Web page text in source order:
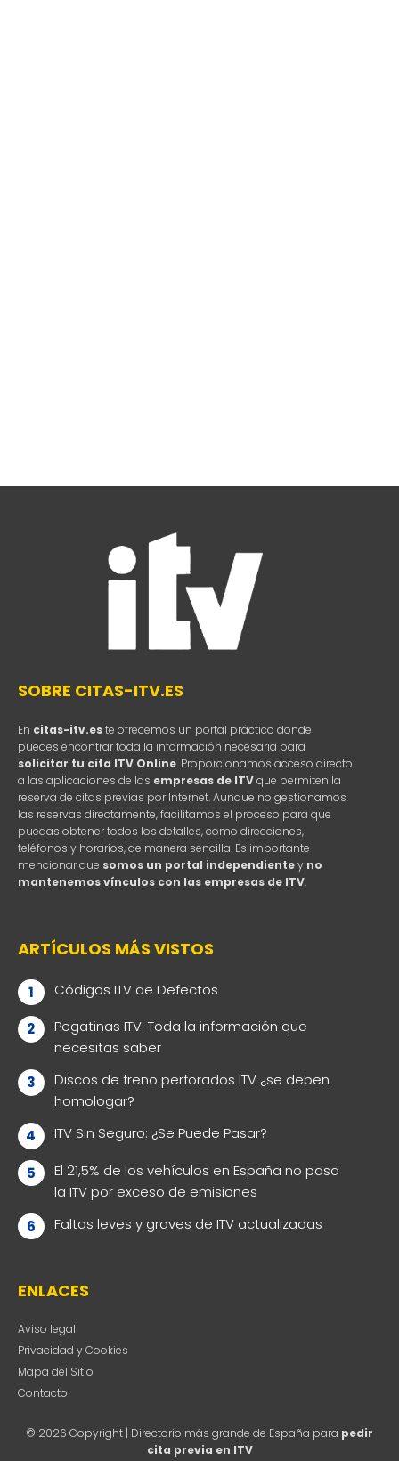
SOBRE CITAS-ITV.ES
En citas-itv.este ofrecemos un portal práctico donde
puedes encontrar toda la información necesaria para
solicitar tu cita ITV Online. Proporcionamos acceso directo
a las aplicaciones de las empresas de ITVque permiten la
reserva de citas previas por Internet. Aunque no gestionamos
las reservas directamente, facilitamos el proceso para que
puedas obtener todos los detalles, como direcciones,
teléfonos y horarios, de manera sencilla. Es importante
mencionar que somos un portal independientey no
mantenemos vínculos con las empresas de ITV.
ARTÍCULOS MÁS VISTOS
Códigos ITV de Defectos
Pegatinas ITV: Toda la información que
necesitas saber
Discos de freno perforados ITV ¿se deben
homologar?
ITV Sin Seguro: ¿Se Puede Pasar?
El 21,5% de los vehículos en España no pasa
la ITV por exceso de emisiones
Faltas leves y graves de ITV actualizadas
ENLACES
Aviso legal
Privacidad y Cookies
Mapa del Sitio
Contacto
© 2026 Copyright | Directorio más grande de España para pedir
cita previa en ITV